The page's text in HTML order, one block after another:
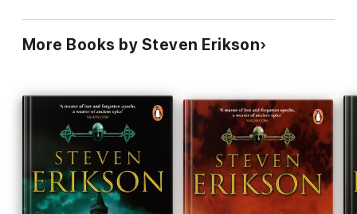
More Books by Steven Erikson